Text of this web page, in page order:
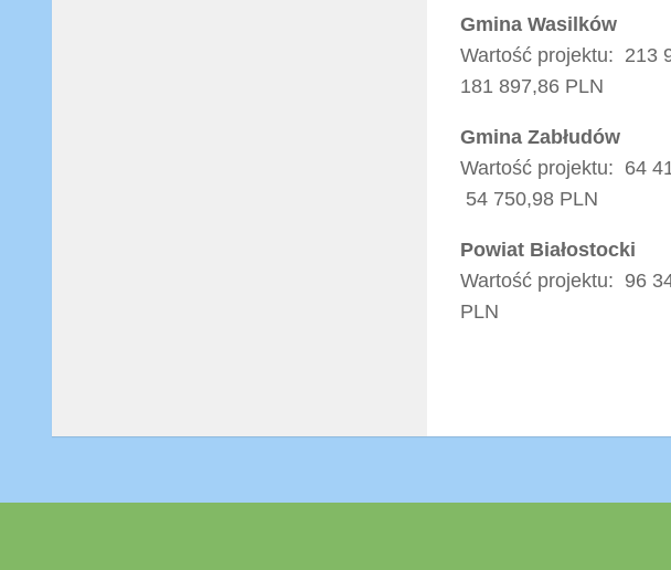
Gmina Wasilków
Wartość projektu: 213
181 897,86 PLN
Gmina Zabłudów
Wartość projektu: 64
54 750,98 PLN
Powiat Białostocki
Wartość projektu: 96
PLN